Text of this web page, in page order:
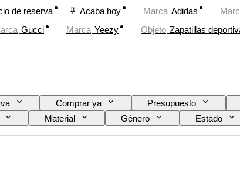
de reserva Acaba hoy Marca Adidas
Gucci Marca Yeezy Objeto Zapatillas
Comprar ya Presupuesto
Material Género Estado